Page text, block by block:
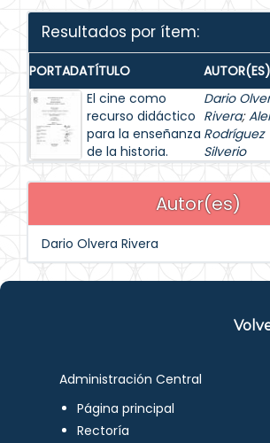
Resultados por ítem:
PORTADATÍTULO AUTOR(ES)
El cine como
recurso didáctico
para la enseñanza
de la historia.
Dario
Rivera;
Rodríguez
Silverio
Autor(es)
Dario Olvera Rivera
Administración Central
Página principal
Rectoría